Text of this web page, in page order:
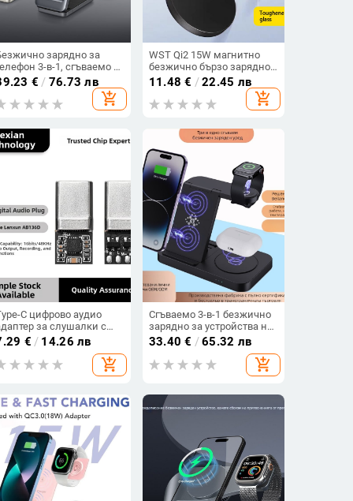
зарядно за
3-в-1, сгъваемо и
с магнитна
стойка, QC3.0
зареждане,
максимум 15W, модел
€ / 76.73 лв
add_shopping_cart
WST Qi2 15W магнитно
безжично бързо зарядно
за iPhone 12–16, PD
зареждане, 15W
максимум, CE/FCC/ROHS
11.48 € /22.45 лв
add_shopping_cart
C цифрово аудио
за слушалки с
за декодиране ZK5 и
€ / 14.26 лв
add_shopping_cart
Сгъваемо 3-в-1 безжично
зарядно за устройства на
Apple и Samsung – QC3.0
бързо зареждане, до 22W
изход, 3.1A
33.40 € /65.32 лв
add_shopping_cart